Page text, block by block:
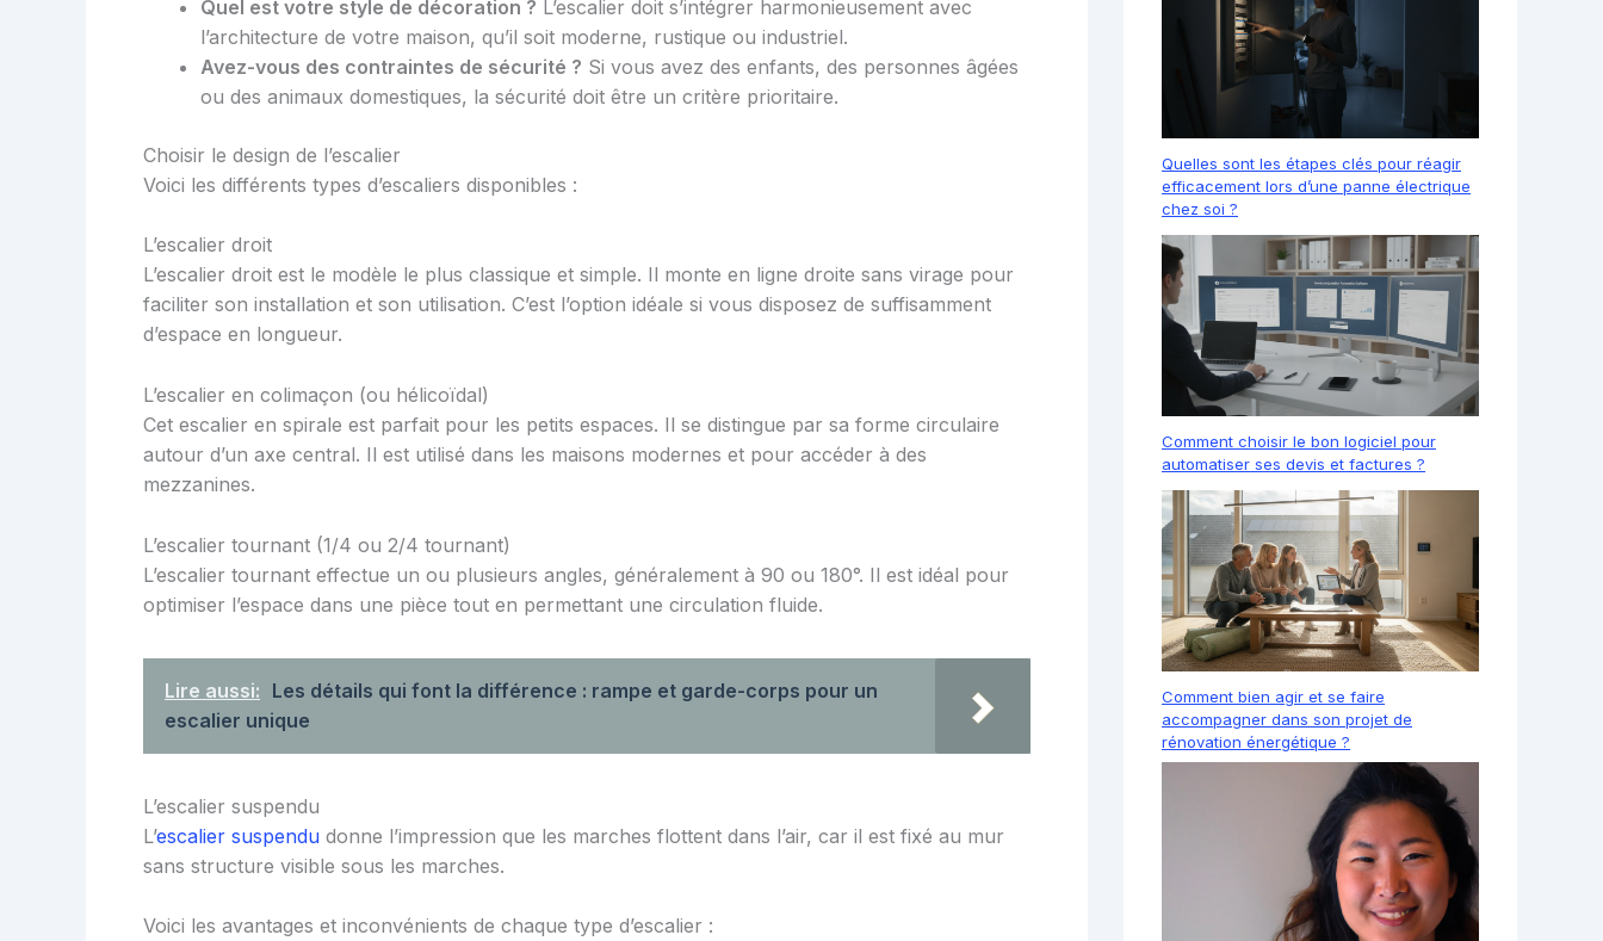
Quel est votre style de décoration ? L’escalier doit s’intégrer harmonieusement avec
l’architecture de votre maison, qu’il soit moderne, rustique ou industriel.
Avez-vous des contraintes de sécurité ? Si vous avez des enfants, des personnes âgées
ou des animaux domestiques, la sécurité doit être un critère prioritaire.
Choisir le design de l’escalier
Voici les différents types d’escaliers disponibles :
L’escalier droit
L’escalier droit est le modèle le plus classique et simple. Il monte en ligne droite sans virage pour
faciliter son installation et son utilisation. C’est l’option idéale si vous disposez de suffisamment
d’espace en longueur.
L’escalier en colimaçon (ou hélicoïdal)
Cet escalier en spirale est parfait pour les petits espaces. Il se distingue par sa forme circulaire
autour d’un axe central. Il est utilisé dans les maisons modernes et pour accéder à des
mezzanines.
L’escalier tournant (1/4 ou 2/4 tournant)
L’escalier tournant effectue un ou plusieurs angles, généralement à 90 ou 180°. Il est idéal pour
optimiser l’espace dans une pièce tout en permettant une circulation fluide.
Lire aussi: Les détails qui font la différence : rampe et garde-corps pour un
escalier unique
L’escalier suspendu
L’escalier suspendu donne l’impression que les marches flottent dans l’air, car il est fixé au mur
sans structure visible sous les marches.
Voici les avantages et inconvénients de chaque type d’escalier :
Quelles sont les étapes clés pour réagir
efficacement lors d’une panne électrique
chez soi ?
Comment choisir le bon logiciel pour
automatiser ses devis et factures ?
Comment bien agir et se faire
accompagner dans son projet de
rénovation énergétique ?